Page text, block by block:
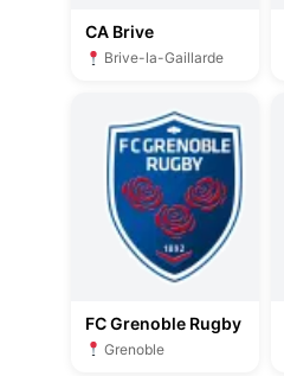
CA Brive
Brive-la-Gaillarde
FC Grenoble Rugby
Grenoble